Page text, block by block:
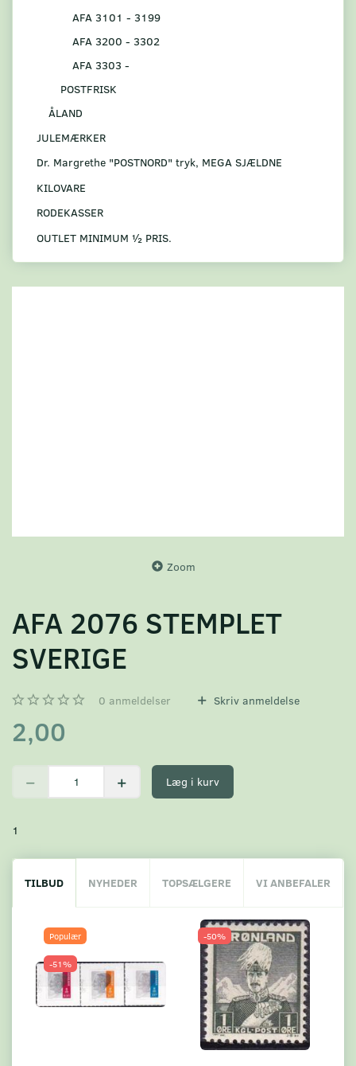
AFA 3101 - 3199
AFA 3200 - 3302
AFA 3303 -
POSTFRISK
ÅLAND
JULEMÆRKER
Dr. Margrethe "POSTNORD" tryk, MEGA SJÆLDNE
KILOVARE
RODEKASSER
OUTLET MINIMUM ½ PRIS.
Zoom
AFA 2076 STEMPLET
SVERIGE
0 anmeldelser Skriv anmeldelse
2,00
Læg i kurv
1
TILBUD NYHEDER TOPSÆLGERE VI ANBEFALER
Populær
-51%
-50%